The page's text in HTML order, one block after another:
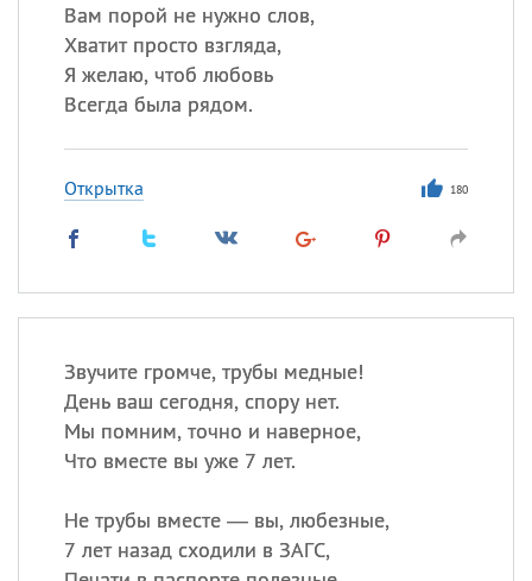
Вам порой не нужно слов,
Хватит просто взгляда,
Я желаю, чтоб любовь
Всегда была рядом.
Открытка 180
Звучите громче, трубы медные!
День ваш сегодня, спору нет.
Мы помним, точно и наверное,
Что вместе вы уже 7 лет.
Не трубы вместе — вы, любезные,
7 лет назад сходили в ЗАГС,